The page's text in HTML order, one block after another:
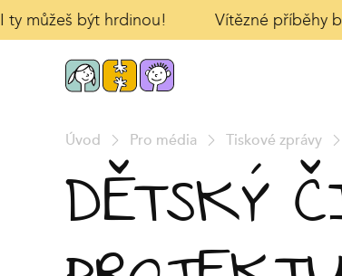
můžeš být hrdinou! Vítězné příběhy
Úvod Pro média Tiskové zprávy
DĚTSKÝ